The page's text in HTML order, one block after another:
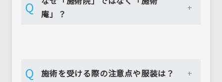
Q
庵」？
Q 施術を受ける際の注意点や服装は？